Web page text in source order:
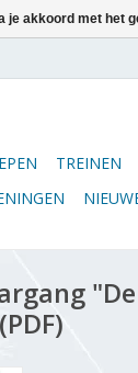
TREINEN
"De
je akkoord met het